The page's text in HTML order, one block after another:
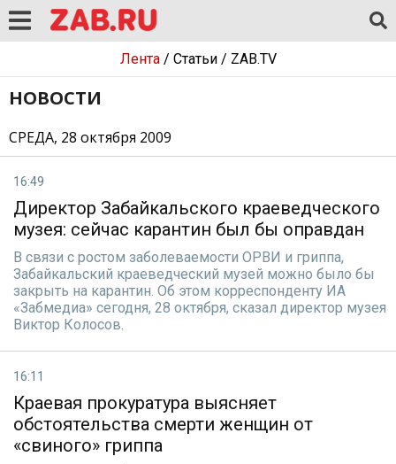
Лента/ Статьи/ ZAB.TV
НОВОСТИ
СРЕДА, 28 октября 2009
16:49
Директор Забайкальского краеведческого
музея: сейчас карантин был бы оправдан
В связи с ростом заболеваемости ОРВИ и гриппа,
Забайкальский краеведческий музей можно было бы
закрыть на карантин. Об этом корреспонденту ИА
«Забмедиа» сегодня, 28 октября, сказал директор музея
Виктор Колосов.
16:11
Краевая прокуратура выясняет
обстоятельства смерти женщин от
«свиного» гриппа